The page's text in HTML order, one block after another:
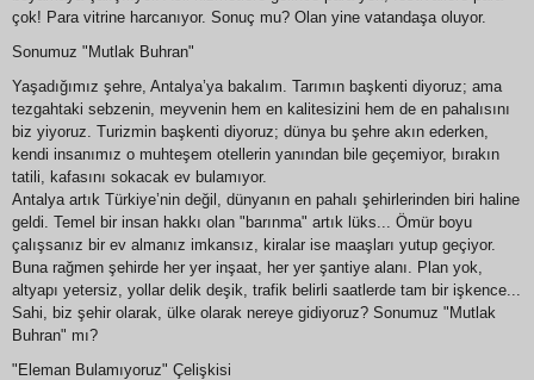
çok! Para vitrine harcanıyor. Sonuç mu? Olan yine vatandaşa oluyor.
Sonumuz "Mutlak Buhran"
Yaşadığımız şehre, Antalya’ya bakalım. Tarımın başkenti diyoruz; ama
tezgahtaki sebzenin, meyvenin hem en kalitesizini hem de en pahalısını
biz yiyoruz. Turizmin başkenti diyoruz; dünya bu şehre akın ederken,
kendi insanımız o muhteşem otellerin yanından bile geçemiyor, bırakın
tatili, kafasını sokacak ev bulamıyor.
Antalya artık Türkiye’nin değil, dünyanın en pahalı şehirlerinden biri haline
geldi. Temel bir insan hakkı olan "barınma" artık lüks... Ömür boyu
çalışsanız bir ev almanız imkansız, kiralar ise maaşları yutup geçiyor.
Buna rağmen şehirde her yer inşaat, her yer şantiye alanı. Plan yok,
altyapı yetersiz, yollar delik deşik, trafik belirli saatlerde tam bir işkence...
Sahi, biz şehir olarak, ülke olarak nereye gidiyoruz? Sonumuz "Mutlak
Buhran" mı?
"Eleman Bulamıyoruz" Çelişkisi